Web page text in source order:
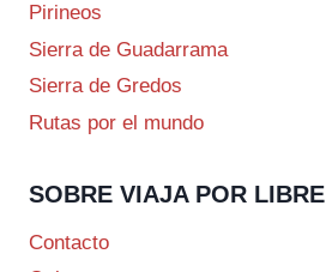
Pirineos
Sierra de Guadarrama
Sierra de Gredos
Rutas por el mundo
SOBRE VIAJA POR LIBRE
Contacto